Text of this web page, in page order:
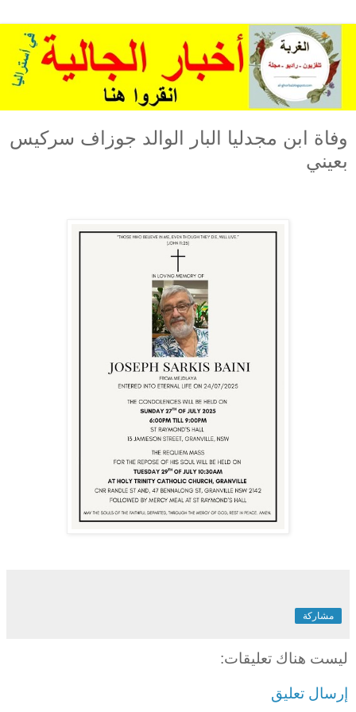
وفاة ابن مجدليا البار الوالد جوزاف سركيس
بعيني
مشاركة
ليست هناك تعليقات:
إرسال تعليق